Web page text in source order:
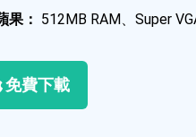
果： 512MB RAM、Super
免費下載